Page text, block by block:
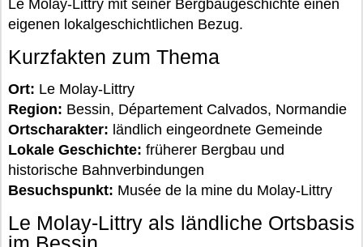
Le Molay-Littry mit seiner Bergbaugeschichte einen
eigenen lokalgeschichtlichen Bezug.
Kurzfakten zum Thema
Ort: Le Molay-Littry
Region: Bessin, Département Calvados, Normandie
Ortscharakter: ländlich eingeordnete Gemeinde
Lokale Geschichte: früherer Bergbau und
historische Bahnverbindungen
Besuchspunkt: Musée de la mine du Molay-Littry
Le Molay-Littry als ländliche Ortsbasis